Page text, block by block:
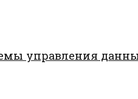
управления